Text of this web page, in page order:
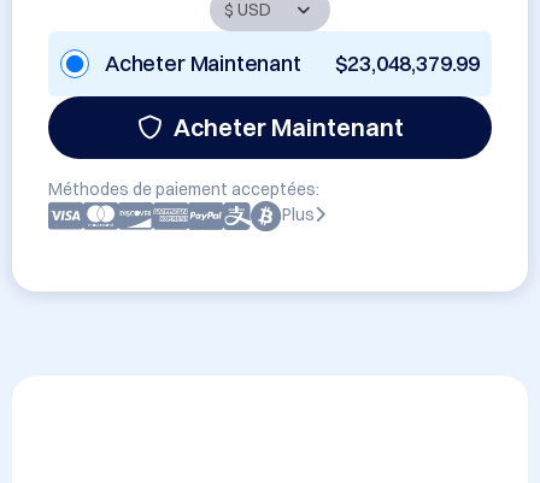
Acheter Maintenant $23,048,379.99
Acheter Maintenant
Méthodes de paiement acceptées:
Plus